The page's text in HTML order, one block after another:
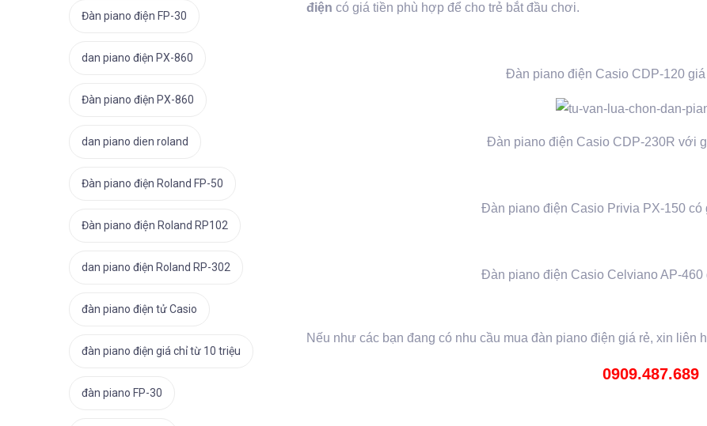
điện có giá tiền phù hợp để cho trẻ bắt đầu chơi.
Đàn piano điện Casio CDP-120 giá
Đàn piano điện Casio CDP-230R với
Đàn piano điện Casio Privia PX-150 có
Đàn piano điện Casio Celviano AP-460
Nếu như các bạn đang có nhu cầu mua đàn piano điện giá rẻ, xin liên
0909.487.689
Đàn piano điện FP-30
dan piano điện PX-860
Đàn piano điện PX-860
dan piano dien roland
Đàn piano điện Roland FP-50
Đàn piano điện Roland RP102
dan piano điện Roland RP-302
đàn piano điện tử Casio
đàn piano điện giá chỉ từ 10 triệu
đàn piano FP-30